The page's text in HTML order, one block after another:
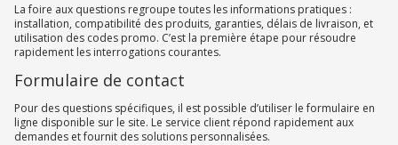
La foire aux questions regroupe toutes les informations pratiques :
installation, compatibilité des produits, garanties, délais de livraison, et
utilisation des codes promo. C’est la première étape pour résoudre
rapidement les interrogations courantes.
Formulaire de contact
Pour des questions spécifiques, il est possible d’utiliser le formulaire en
ligne disponible sur le site. Le service client répond rapidement aux
demandes et fournit des solutions personnalisées.